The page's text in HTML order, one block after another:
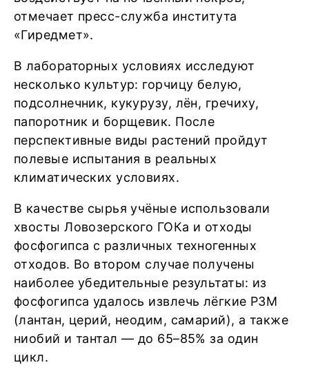
отмечает пресс-служба института
«Гиредмет».
В лабораторных условиях исследуют
несколько культур: горчицу белую,
подсолнечник, кукурузу, лён, гречиху,
папоротник и борщевик. После
перспективные виды растений пройдут
полевые испытания в реальных
климатических условиях.
В качестве сырья учёные использовали
хвосты Ловозерского ГОКа и отходы
фосфогипса с различных техногенных
отходов. Во втором случае получены
наиболее убедительные результаты: из
фосфогипса удалось извлечь лёгкие РЗМ
(лантан, церий, неодим, самарий), а также
ниобий и тантал — до 65–85% за один
цикл.